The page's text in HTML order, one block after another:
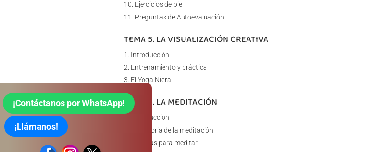
Ejercicios de pie
Preguntas de Autoevaluación
TEMA 5. LA VISUALIZACIÓN CREATIVA
Introducción
Entrenamiento y práctica
El Yoga Nidra
TEMA 6. LA MEDITACIÓN
Introducción
La historia de la meditación
Técnicas para meditar
¡Contáctanos por WhatsApp!
¡Llámanos!